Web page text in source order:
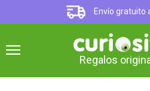
Envío gratuito
Regalos